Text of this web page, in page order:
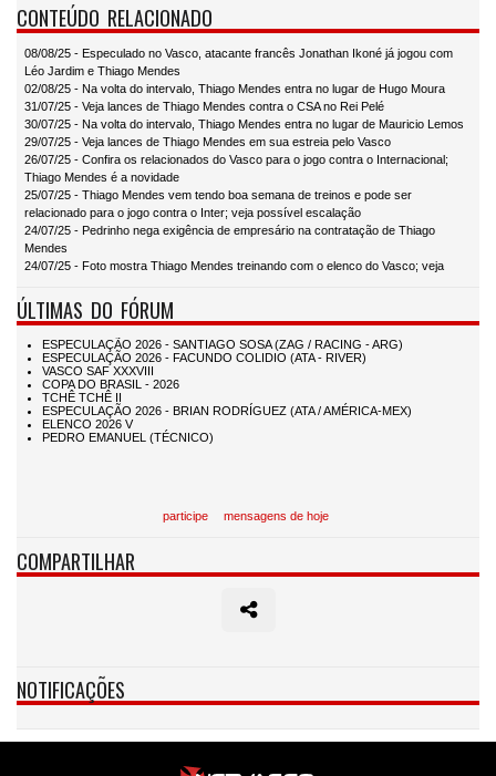
CONTEÚDO RELACIONADO
08/08/25 - Especulado no Vasco, atacante francês Jonathan Ikoné já jogou com
Léo Jardim e Thiago Mendes
02/08/25 - Na volta do intervalo, Thiago Mendes entra no lugar de Hugo Moura
31/07/25 - Veja lances de Thiago Mendes contra o CSA no Rei Pelé
30/07/25 - Na volta do intervalo, Thiago Mendes entra no lugar de Mauricio Lemos
29/07/25 - Veja lances de Thiago Mendes em sua estreia pelo Vasco
26/07/25 - Confira os relacionados do Vasco para o jogo contra o Internacional;
Thiago Mendes é a novidade
25/07/25 - Thiago Mendes vem tendo boa semana de treinos e pode ser
relacionado para o jogo contra o Inter; veja possível escalação
24/07/25 - Pedrinho nega exigência de empresário na contratação de Thiago
Mendes
24/07/25 - Foto mostra Thiago Mendes treinando com o elenco do Vasco; veja
ÚLTIMAS DO FÓRUM
participe mensagens de hoje
COMPARTILHAR
NOTIFICAÇÕES